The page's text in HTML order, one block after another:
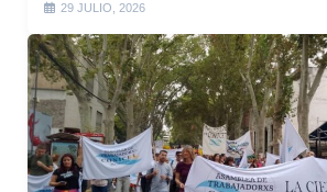
29 JULIO, 2026